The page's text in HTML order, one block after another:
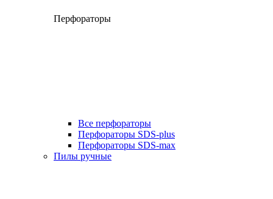
Перфораторы
Все перфораторы
Перфораторы SDS-plus
Перфораторы SDS-max
Пилы ручные